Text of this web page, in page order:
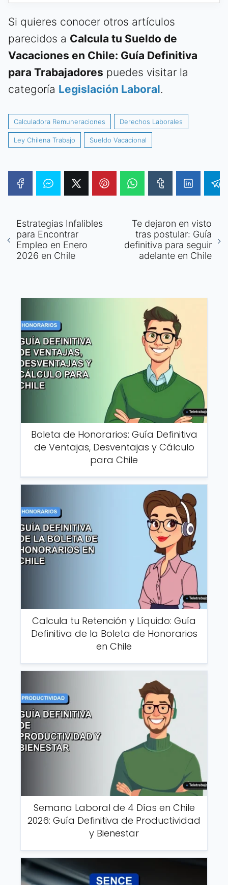
Si quieres conocer otros artículos
parecidos a Calcula tu Sueldo de
Vacaciones en Chile: Guía Definitiva
para Trabajadores puedes visitar la
categoría Legislación Laboral.
Calculadora Remuneraciones Derechos Laborales
Ley Chilena Trabajo Sueldo Vacacional
Estrategias Infalibles
para Encontrar
Empleo en Enero
2026 en Chile
Te dejaron en visto
tras postular: Guía
definitiva para seguir
adelante en Chile
Boleta de Honorarios: Guía Definitiva
de Ventajas, Desventajas y Cálculo
para Chile
Calcula tu Retención y Líquido: Guía
Definitiva de la Boleta de Honorarios
en Chile
Semana Laboral de 4 Días en Chile
2026: Guía Definitiva de Productividad
y Bienestar